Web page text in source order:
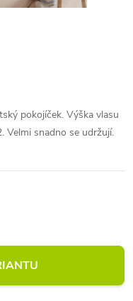
pokojíček. Výška vlasu
Velmi snadno se udržují.